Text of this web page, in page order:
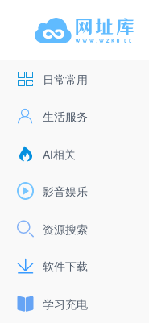
日常常用
生活服务
AI相关
影音娱乐
资源搜索
软件下载
学习充电